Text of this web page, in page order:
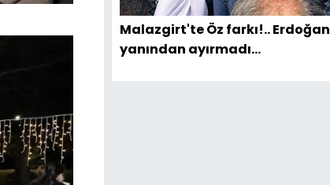
Malazgirt'te Öz farkı!.. Erdoğan
yanından ayırmadı...